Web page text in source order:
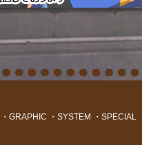
・ GRAPHIC ・ SYSTEM ・ SPECIAL